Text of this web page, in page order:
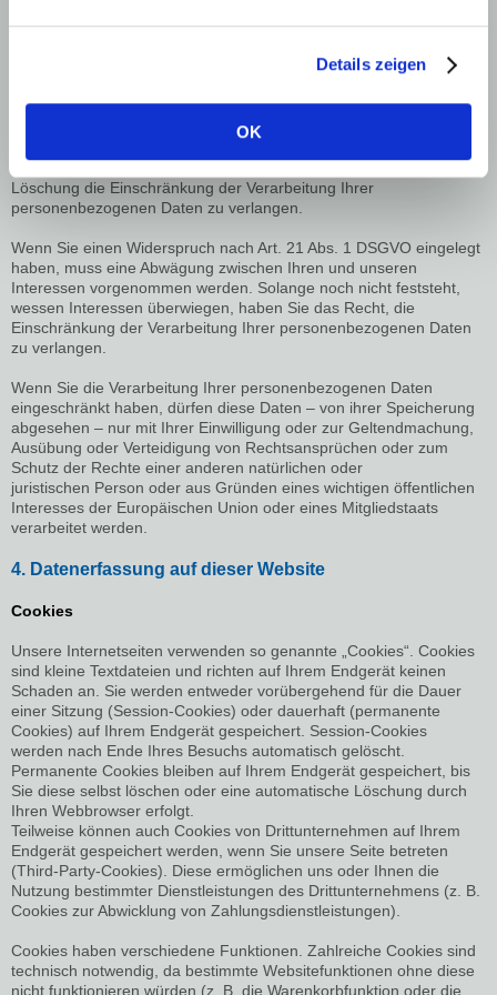
Details zeigen
OK
personenbezogenen Daten zu verlangen.
Wenn die Verarbeitung Ihrer personenbezogenen Daten
die Einschränkung der Datenverarbeitung verlangen.
Wenn wir Ihre personenbezogenen Daten nicht mehr benötigen,
Löschung die Einschränkung der Verarbeitung Ihrer
personenbezogenen Daten zu verlangen.
Wenn Sie einen Widerspruch nach Art. 21 Abs. 1 DSGVO eingelegt
haben, muss eine Abwägung zwischen Ihren und unseren
Interessen vorgenommen werden. Solange noch nicht feststeht,
wessen Interessen überwiegen, haben Sie das Recht, die
Einschränkung der Verarbeitung Ihrer personenbezogenen Daten
zu verlangen.
Wenn Sie die Verarbeitung Ihrer personenbezogenen Daten
eingeschränkt haben, dürfen diese Daten – von ihrer Speicherung
abgesehen – nur mit Ihrer Einwilligung oder zur Geltendmachung,
Ausübung oder Verteidigung von Rechtsansprüchen oder zum
Schutz der Rechte einer anderen natürlichen oder
juristischen Person oder aus Gründen eines wichtigen öffentlichen
Interesses der Europäischen Union oder eines Mitgliedstaats
verarbeitet werden.
4. Datenerfassung auf dieser Website
Cookies
Unsere Internetseiten verwenden so genannte „Cookies“. Cookies
sind kleine Textdateien und richten auf Ihrem Endgerät keinen
Schaden an. Sie werden entweder vorübergehend für die Dauer
einer Sitzung (Session-Cookies) oder dauerhaft (permanente
Cookies) auf Ihrem Endgerät gespeichert. Session-Cookies
werden nach Ende Ihres Besuchs automatisch gelöscht.
Permanente Cookies bleiben auf Ihrem Endgerät gespeichert, bis
Sie diese selbst löschen oder eine automatische Löschung durch
Ihren Webbrowser erfolgt.
Teilweise können auch Cookies von Drittunternehmen auf Ihrem
Endgerät gespeichert werden, wenn Sie unsere Seite betreten
(Third-Party-Cookies). Diese ermöglichen uns oder Ihnen die
Nutzung bestimmter Dienstleistungen des Drittunternehmens (z. B.
Cookies zur Abwicklung von Zahlungsdienstleistungen).
Cookies haben verschiedene Funktionen. Zahlreiche Cookies sind
technisch notwendig, da bestimmte Websitefunktionen ohne diese
nicht funktionieren würden (z. B. die Warenkorbfunktion oder die